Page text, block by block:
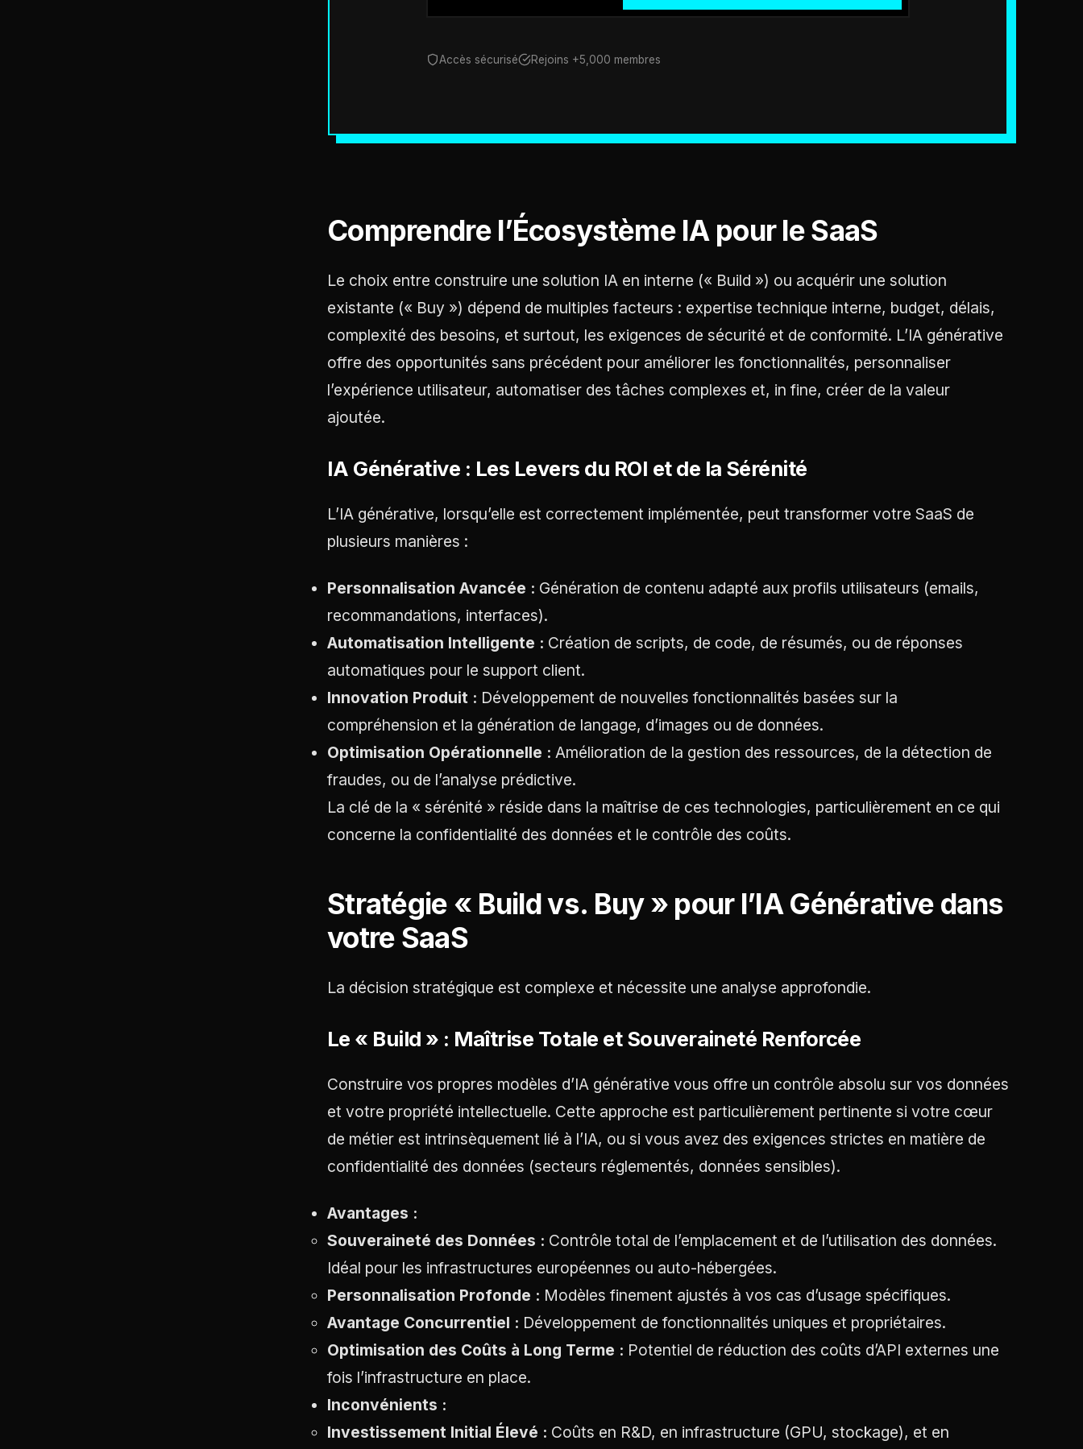
Accès sécurisé Rejoins +5,000 membres
Comprendre l’Écosystème IA pour le SaaS
Le choix entre construire une solution IA en interne (« Build ») ou acquérir une solution
existante (« Buy ») dépend de multiples facteurs : expertise technique interne, budget, délais,
complexité des besoins, et surtout, les exigences de sécurité et de conformité. L’IA générative
offre des opportunités sans précédent pour améliorer les fonctionnalités, personnaliser
l’expérience utilisateur, automatiser des tâches complexes et, in fine, créer de la valeur
ajoutée.
IA Générative : Les Levers du ROI et de la Sérénité
L’IA générative, lorsqu’elle est correctement implémentée, peut transformer votre SaaS de
plusieurs manières :
Personnalisation Avancée : Génération de contenu adapté aux profils utilisateurs (emails,
recommandations, interfaces).
Automatisation Intelligente : Création de scripts, de code, de résumés, ou de réponses
automatiques pour le support client.
Innovation Produit : Développement de nouvelles fonctionnalités basées sur la
compréhension et la génération de langage, d’images ou de données.
Optimisation Opérationnelle : Amélioration de la gestion des ressources, de la détection de
fraudes, ou de l’analyse prédictive.
La clé de la « sérénité » réside dans la maîtrise de ces technologies, particulièrement en ce qui
concerne la confidentialité des données et le contrôle des coûts.
Stratégie « Build vs. Buy » pour l’IA Générative dans
votre SaaS
La décision stratégique est complexe et nécessite une analyse approfondie.
Le « Build » : Maîtrise Totale et Souveraineté Renforcée
Construire vos propres modèles d’IA générative vous offre un contrôle absolu sur vos données
et votre propriété intellectuelle. Cette approche est particulièrement pertinente si votre cœur
de métier est intrinsèquement lié à l’IA, ou si vous avez des exigences strictes en matière de
confidentialité des données (secteurs réglementés, données sensibles).
Avantages :
Souveraineté des Données : Contrôle total de l’emplacement et de l’utilisation des données.
Idéal pour les infrastructures européennes ou auto-hébergées.
Personnalisation Profonde : Modèles finement ajustés à vos cas d’usage spécifiques.
Avantage Concurrentiel : Développement de fonctionnalités uniques et propriétaires.
Optimisation des Coûts à Long Terme : Potentiel de réduction des coûts d’API externes une
fois l’infrastructure en place.
Inconvénients :
Investissement Initial Élevé : Coûts en R&D, en infrastructure (GPU, stockage), et en